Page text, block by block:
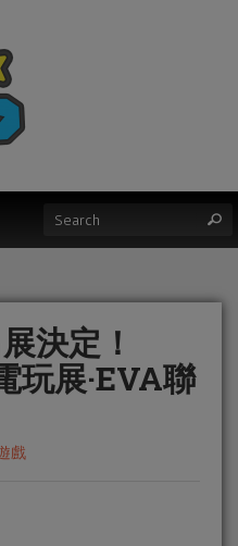
決定！
玩展·EVA聯
戲